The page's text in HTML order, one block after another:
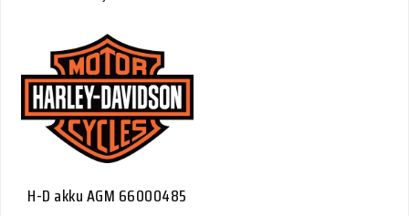
H-D akku AGM 66000485